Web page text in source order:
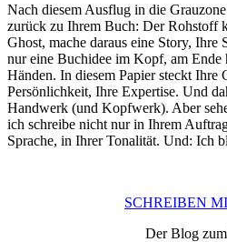
Nach diesem Ausflug in die
zurück zu Ihrem Buch: Der Rohstoff
Ghost, mache daraus eine Story, Ihre
nur eine Buchidee im Kopf, am
Händen. In diesem Papier steckt Ihre
Persönlichkeit, Ihre Expertise. Und
Handwerk (und Kopfwerk). Aber
ich schreibe nicht nur in Ihrem
Sprache, in Ihrer Tonalität. Und: Ich
SCHREIBEN
Der Blog